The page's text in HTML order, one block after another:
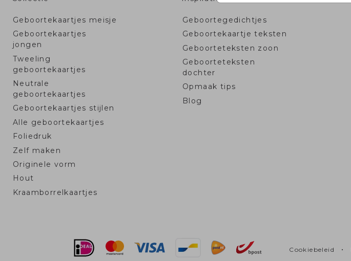
Geboortekaartjes meisje
Geboortekaartjes
jongen
Tweeling
geboortekaartjes
Neutrale
geboortekaartjes
Geboortekaartjes stijlen
Alle geboortekaartjes
Foliedruk
Zelf maken
Originele vorm
Hout
Kraamborrelkaartjes
Geboortegedichtjes
Geboortekaartje teksten
Geboorteteksten zoon
Geboorteteksten
dochter
Opmaak tips
Blog
Cookiebeleid •